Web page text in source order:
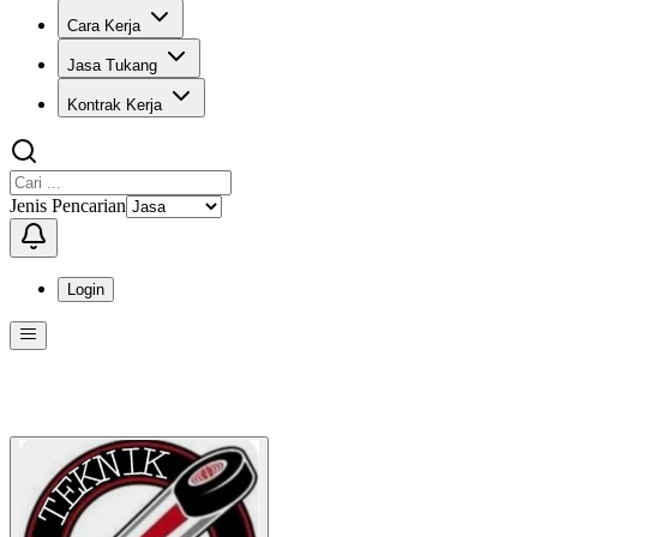
Cara Kerja
Jasa Tukang
Kontrak Kerja
Jenis Pencarian
Login
Menu ini berisi navigasi untuk mengakses fitur-fitur di KangPro